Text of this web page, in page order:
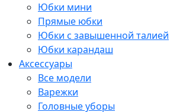
Юбки мини
Прямые юбки
Юбки с завышенной талией
Юбки карандаш
Аксессуары
Все модели
Варежки
Головные уборы